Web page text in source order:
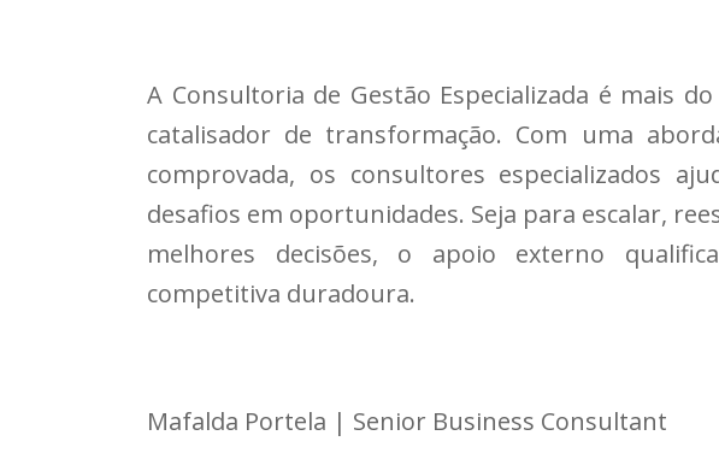
A Consultoria de Gestão Especializada é mais
catalisador de transformação. Com uma
comprovada, os consultores especializados
desafios em oportunidades. Seja para escalar,
melhores decisões, o apoio externo
competitiva duradoura.
Mafalda Portela | Senior Business Consultant